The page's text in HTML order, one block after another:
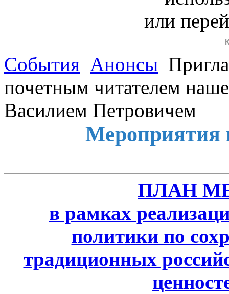
или
События Анонсы
почетным читателем
Василием Петровичем
Мероприятия
ПЛАН
в рамках
политики по
традиционных